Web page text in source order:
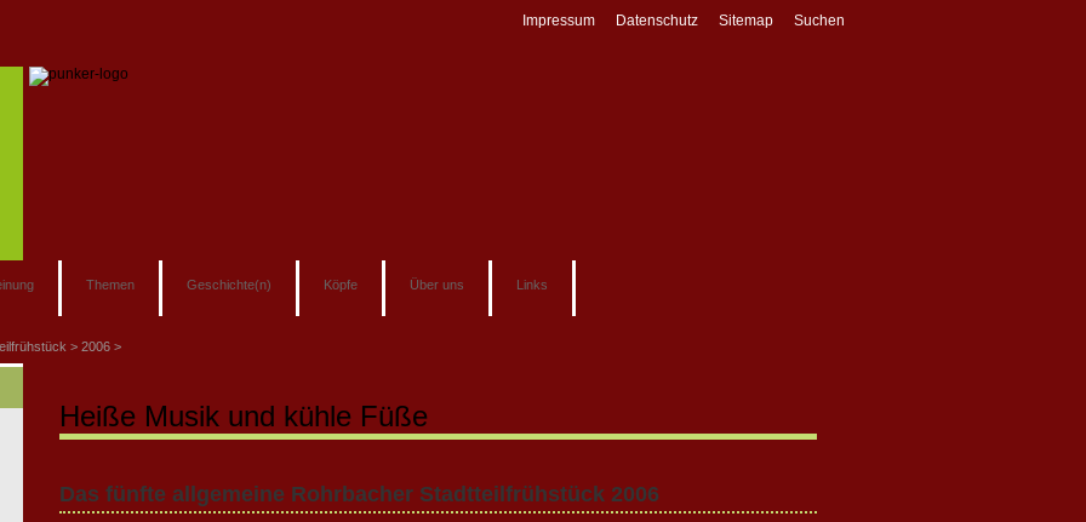
Themen Geschichte(n) Köpfe Über uns Links
2006
Impressum Datenschutz Sitemap Suchen
Heiße Musik und kühle Füße
Das fünfte allgemeine Rohrbacher Stadtteilfrühstück 2006